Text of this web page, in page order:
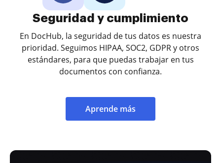
Seguridad y cumplimiento
En DocHub, la seguridad de tus datos es nuestra
prioridad. Seguimos HIPAA, SOC2, GDPR y otros
estándares, para que puedas trabajar en tus
documentos con confianza.
Aprende más